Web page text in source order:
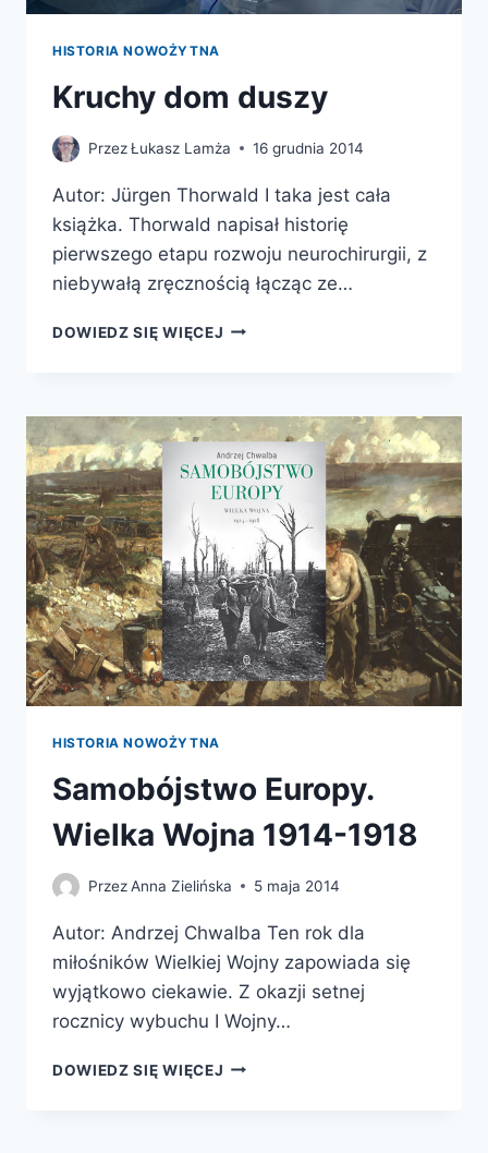
HISTORIA NOWOŻYTNA
Kruchy dom duszy
PrzezŁukasz Lamża 16 grudnia 2014
Autor: Jürgen Thorwald I taka jest cała
książka. Thorwald napisał historię
pierwszego etapu rozwoju neurochirurgii, z
niebywałą zręcznością łącząc ze…
DOWIEDZ SIĘ WIĘCEJ KRUCHY
HISTORIA NOWOŻYTNA
Samobójstwo Europy.
Wielka Wojna 1914-1918
PrzezAnna Zielińska 5 maja 2014
Autor: Andrzej Chwalba Ten rok dla
miłośników Wielkiej Wojny zapowiada się
wyjątkowo ciekawie. Z okazji setnej
rocznicy wybuchu I Wojny…
DOWIEDZ SIĘ WIĘCEJ SAMOBÓJSTWO